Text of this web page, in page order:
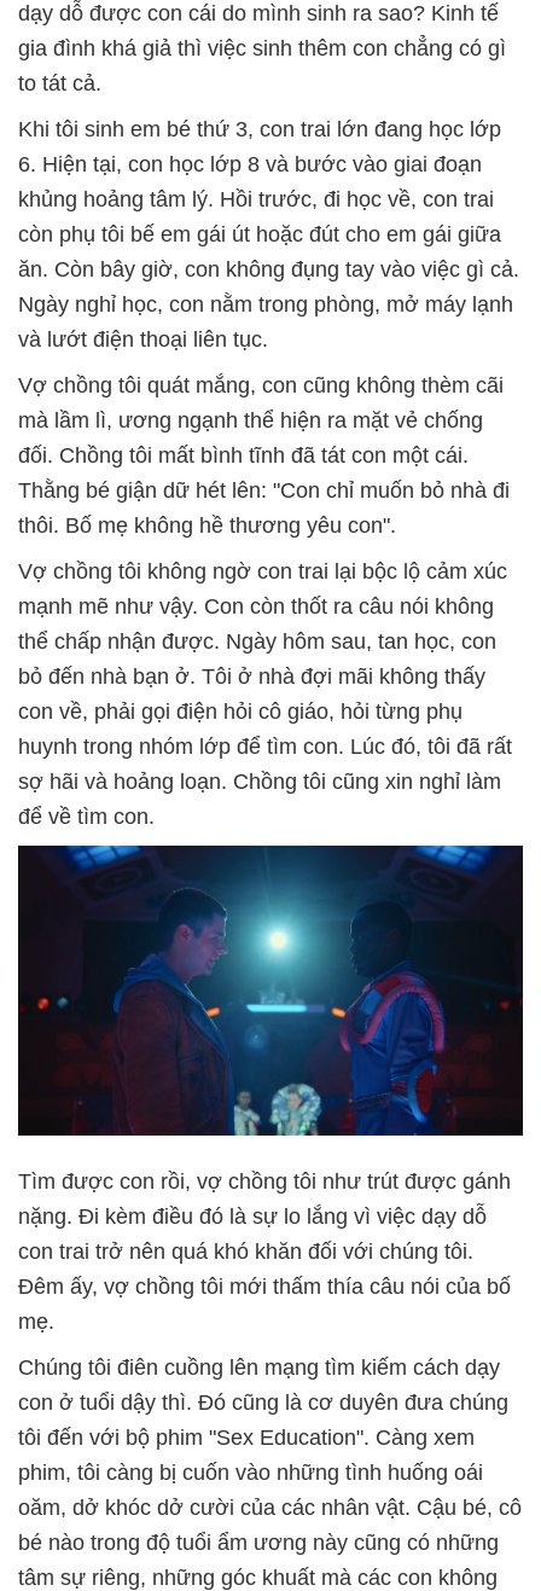
dạy dỗ được con cái do mình sinh ra sao? Kinh tế
gia đình khá giả thì việc sinh thêm con chẳng có gì
to tát cả.
Khi tôi sinh em bé thứ 3, con trai lớn đang học lớp
6. Hiện tại, con học lớp 8 và bước vào giai đoạn
khủng hoảng tâm lý. Hồi trước, đi học về, con trai
còn phụ tôi bế em gái út hoặc đút cho em gái giữa
ăn. Còn bây giờ, con không đụng tay vào việc gì cả.
Ngày nghỉ học, con nằm trong phòng, mở máy lạnh
và lướt điện thoại liên tục.
Vợ chồng tôi quát mắng, con cũng không thèm cãi
mà lầm lì, ương ngạnh thể hiện ra mặt vẻ chống
đối. Chồng tôi mất bình tĩnh đã tát con một cái.
Thằng bé giận dữ hét lên: "Con chỉ muốn bỏ nhà đi
thôi. Bố mẹ không hề thương yêu con".
Vợ chồng tôi không ngờ con trai lại bộc lộ cảm xúc
mạnh mẽ như vậy. Con còn thốt ra câu nói không
thể chấp nhận được. Ngày hôm sau, tan học, con
bỏ đến nhà bạn ở. Tôi ở nhà đợi mãi không thấy
con về, phải gọi điện hỏi cô giáo, hỏi từng phụ
huynh trong nhóm lớp để tìm con. Lúc đó, tôi đã rất
sợ hãi và hoảng loạn. Chồng tôi cũng xin nghỉ làm
để về tìm con.
Tìm được con rồi, vợ chồng tôi như trút được gánh
nặng. Đi kèm điều đó là sự lo lắng vì việc dạy dỗ
con trai trở nên quá khó khăn đối với chúng tôi.
Đêm ấy, vợ chồng tôi mới thấm thía câu nói của bố
mẹ.
Chúng tôi điên cuồng lên mạng tìm kiếm cách dạy
con ở tuổi dậy thì. Đó cũng là cơ duyên đưa chúng
tôi đến với bộ phim "Sex Education". Càng xem
phim, tôi càng bị cuốn vào những tình huống oái
oăm, dở khóc dở cười của các nhân vật. Cậu bé, cô
bé nào trong độ tuổi ẩm ương này cũng có những
tâm sự riêng, những góc khuất mà các con không